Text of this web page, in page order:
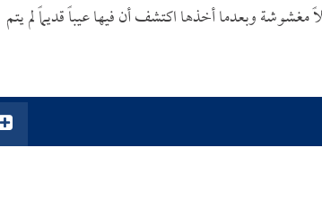
مغشوشة وبعدما أخذها اكتشف أن فيها عيباً قديماً لم يتم